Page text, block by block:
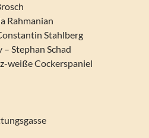
Rahmanian
Stahlberg
– Stephan Schad
weiße Cockerspaniel